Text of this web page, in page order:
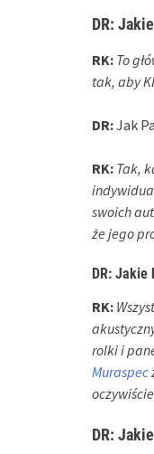
DR:
RK: To
tak, aby
DR:Jak
RK: Tak,
swoich
że jego
DR: Jakie
RK:
rolki i
Muraspec
DR: